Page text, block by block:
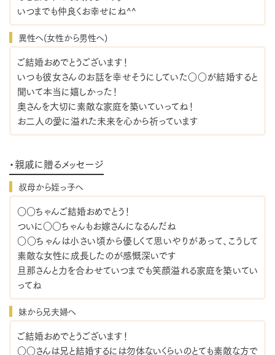
いつまでも仲良くお幸せにね^^
異性へ(女性から男性へ)
ご結婚おめでとうございます！
いつも彼女さんのお話を幸せそうにしていた○○が結婚すると
聞いて本当に嬉しかった！
奥さんを大切に素敵な家庭を築いていってね！
お二人の愛に溢れた未来を心から祈っています
・親戚に贈るメッセージ
叔母から姪っ子へ
○○ちゃんご結婚おめでとう！
ついに○○ちゃんもお嫁さんになるんだね
○○ちゃんは小さい頃から優しくて思いやりがあって、こうして
素敵な女性に成長したのが感慨深いです
旦那さんと力を合わせていつまでも笑顔溢れる家庭を築いてい
ってね
妹から兄夫婦へ
ご結婚おめでとうございます！
○○さんは兄と結婚するには勿体ないくらいのとても素敵な方で